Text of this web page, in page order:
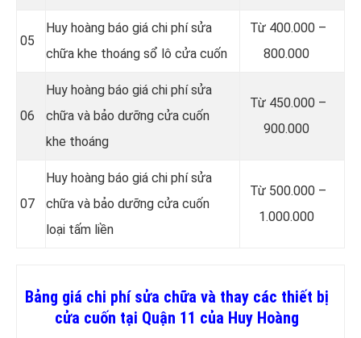
05
Huy hoàng báo giá chi phí sửa
chữa khe thoáng sổ lô cửa cuốn
Từ 400.000 –
800.000
06
Huy hoàng báo giá chi phí sửa
chữa và bảo dưỡng cửa cuốn
khe thoáng
Từ 450.000 –
900.000
07
Huy hoàng báo giá chi phí sửa
chữa và bảo dưỡng cửa cuốn
loại tấm liền
Từ 500.000 –
1.000.000
Bảng giá chi phí sửa chữa và thay các thiết bị
cửa cuốn tại Quận 11 của Huy Hoàng